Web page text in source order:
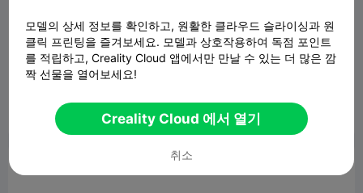
Gothic Coffin Earring Holder - Porta
Aretes
790.50KB 관련 3D 모델
보고서 9  3
모델의 상세 정보를 확인하고, 원활한 클라우드 슬라이싱과 원
클릭 프린팅을 즐겨보세요. 모델과 상호작용하여 독점 포인트
를 적립하고, Creality Cloud 앱에서만 만날 수 있는 더 많은 깜
짝 선물을 열어보세요!
Creality Cloud 에서 열기
취소